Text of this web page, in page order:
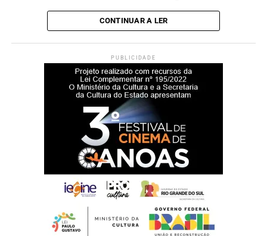
CONTINUAR A LER
PUBLICIDADE